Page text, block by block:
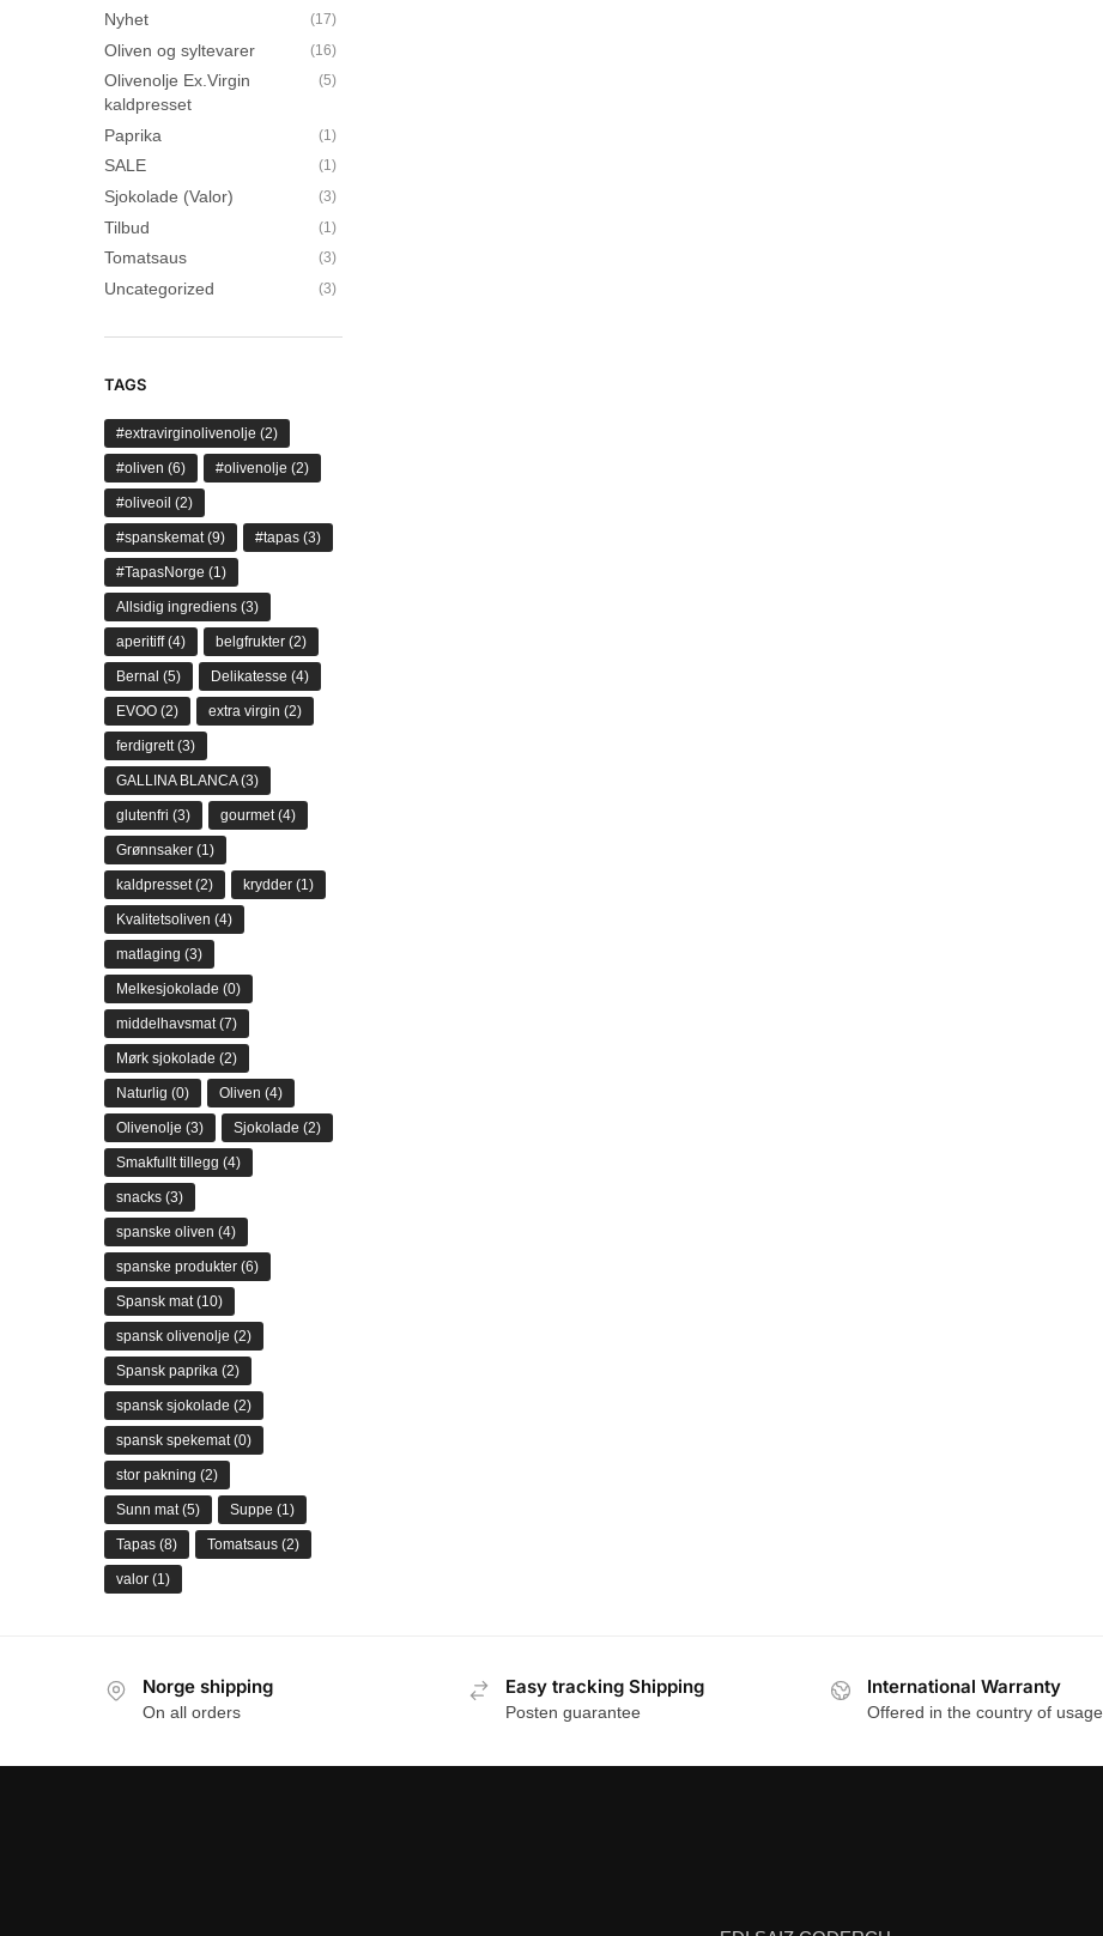
Nyhet (17)
Oliven og syltevarer (16)
Olivenolje Ex.Virgin
kaldpresset
(5)
Paprika (1)
SALE (1)
Sjokolade (Valor) (3)
Tilbud (1)
Tomatsaus (3)
Uncategorized (3)
TAGS
#extravirginolivenolje (2)
#oliven (6) #olivenolje (2)
#oliveoil (2)
#spanskemat (9) #tapas (3)
#TapasNorge (1)
Allsidig ingrediens (3)
aperitiff(4) belgfrukter (2)
Bernal (5) Delikatesse (4)
EVOO (2) extra virgin (2)
ferdigrett (3)
GALLINA BLANCA(3)
glutenfri (3) gourmet (4)
Grønnsaker (1)
kaldpresset (2) krydder (1)
Kvalitetsoliven (4)
matlaging (3)
Melkesjokolade (0)
middelhavsmat (7)
Mørk sjokolade (2)
Naturlig (0) Oliven (4)
Olivenolje (3) Sjokolade (2)
Smakfullt tillegg (4)
snacks (3)
spanske oliven (4)
spanske produkter (6)
Spansk mat (10)
spansk olivenolje (2)
Spansk paprika (2)
spansk sjokolade (2)
spansk spekemat (0)
stor pakning (2)
Sunn mat (5) Suppe (1)
Tapas (8) Tomatsaus (2)
valor (1)
Norge shipping
On all orders
Easy tracking Shipping
Posten guarantee
International Warranty
Offered in the country of usage